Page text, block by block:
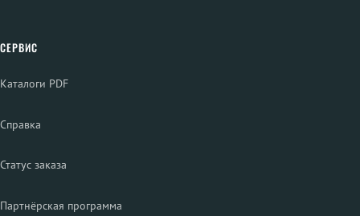
СЕРВИС
Каталоги PDF
Справка
Статус заказа
Партнёрская программа